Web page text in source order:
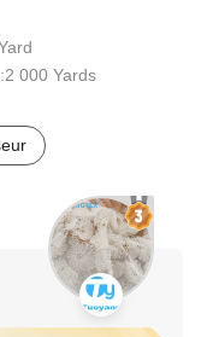
2 000 Yards